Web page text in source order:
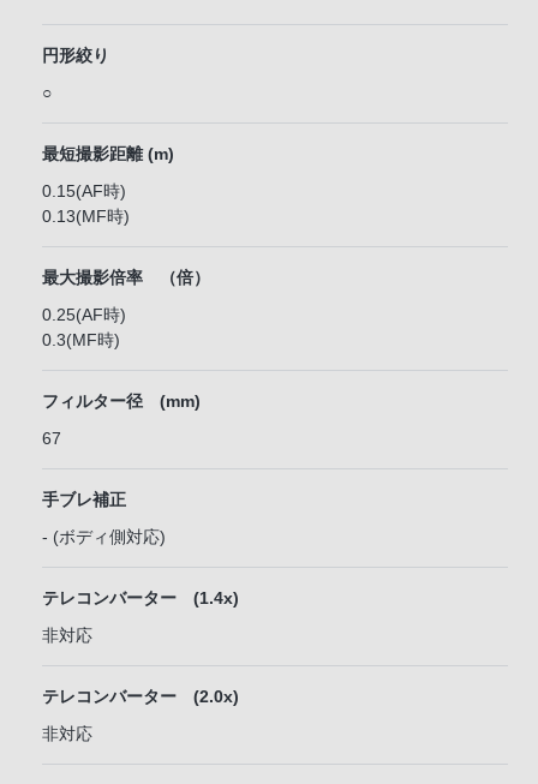
円形絞り
○
最短撮影距離 (m)
0.15(AF時)
0.13(MF時)
最大撮影倍率 （倍）
0.25(AF時)
0.3(MF時)
フィルター径 (mm)
67
手ブレ補正
- (ボディ側対応)
テレコンバーター (1.4x)
非対応
テレコンバーター (2.0x)
非対応